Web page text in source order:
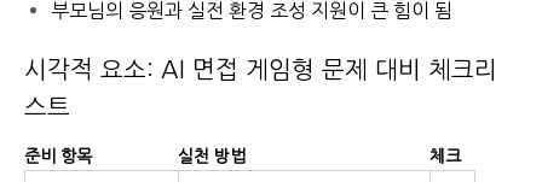
부모님의 응원과 실전 환경 조성 지원이 큰 힘이 됨
시각적 요소: AI 면접 게임형 문제 대비 체크리
스트
준비 항목 실천 방법 체크